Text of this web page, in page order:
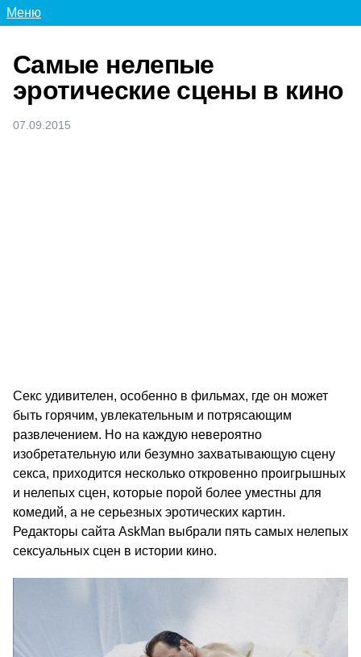
Меню
Самые нелепые
эротические сцены в кино
07.09.2015
Секс удивителен, особенно в фильмах, где он может
быть горячим, увлекательным и потрясающим
развлечением. Но на каждую невероятно
изобретательную или безумно захватывающую сцену
секса, приходится несколько откровенно проигрышных
и нелепых сцен, которые порой более уместны для
комедий, а не серьезных эротических картин.
Редакторы сайта AskMan выбрали пять самых нелепых
сексуальных сцен в истории кино.